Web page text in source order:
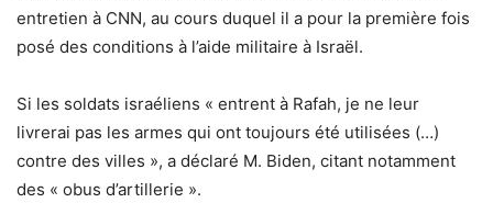
entretien à CNN, au cours duquel il a pour la première fois
posé des conditions à l’aide militaire à Israël.
Si les soldats israéliens « entrent à Rafah, je ne leur
livrerai pas les armes qui ont toujours été utilisées (…)
contre des villes », a déclaré M. Biden, citant notamment
des « obus d’artillerie ».